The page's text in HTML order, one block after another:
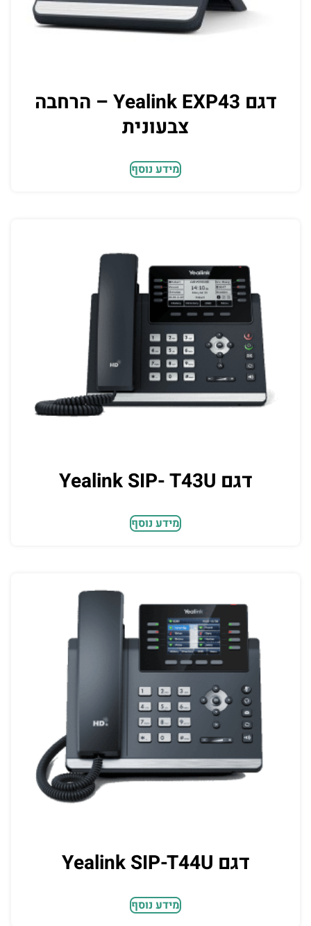
דגם Yealink EXP43 – הרחבה
צבעונית
מידע נוסף
דגם Yealink SIP- T43U
מידע נוסף
דגם Yealink SIP-T44U
מידע נוסף